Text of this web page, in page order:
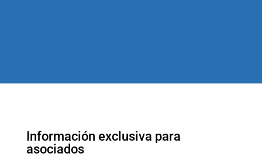
Información exclusiva para
asociados